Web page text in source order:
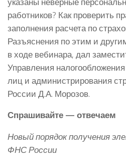
работников? Как проверить
заполнения расчета по
Разъяснения по этим и
в ходе вебинара, дал
Управления
лиц и администрирования
России Д.А. Морозов.
Спрашивайте — отвечаем
Новый порядок получения
ФНС России